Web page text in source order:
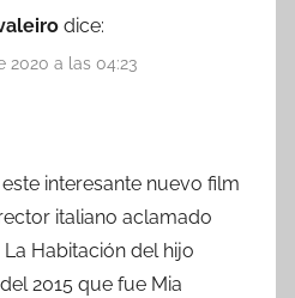
dice:
2020 a las 04:23
interesante nuevo film
italiano aclamado
La Habitación del hijo
2015 que fue Mia